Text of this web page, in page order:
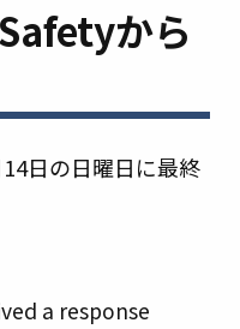
から
日の日曜日に最終
a response